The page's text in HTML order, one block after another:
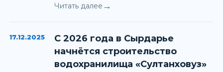
Читать далее →
17.12.2025
С 2026 года в Сырдарье
начнётся строительство
водохранилища «Султанховуз»